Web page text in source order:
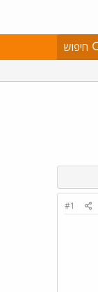
חיפוש
#1